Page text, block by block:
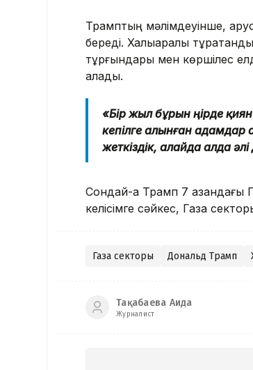
Трамптың мәлімдеуінше,
береді. Халықаралық
тұрғындары мен көршілес
алады.
«Бір жыл бұрын өңірде
кепілге алынған адамдар
жеткіздік, алайда алда
Сондай-ақ Трамп 7 қазандағы
келісімге сәйкес, Газа
Газа секторы Дональд Трамп
Тақабаева Аида
Журналист